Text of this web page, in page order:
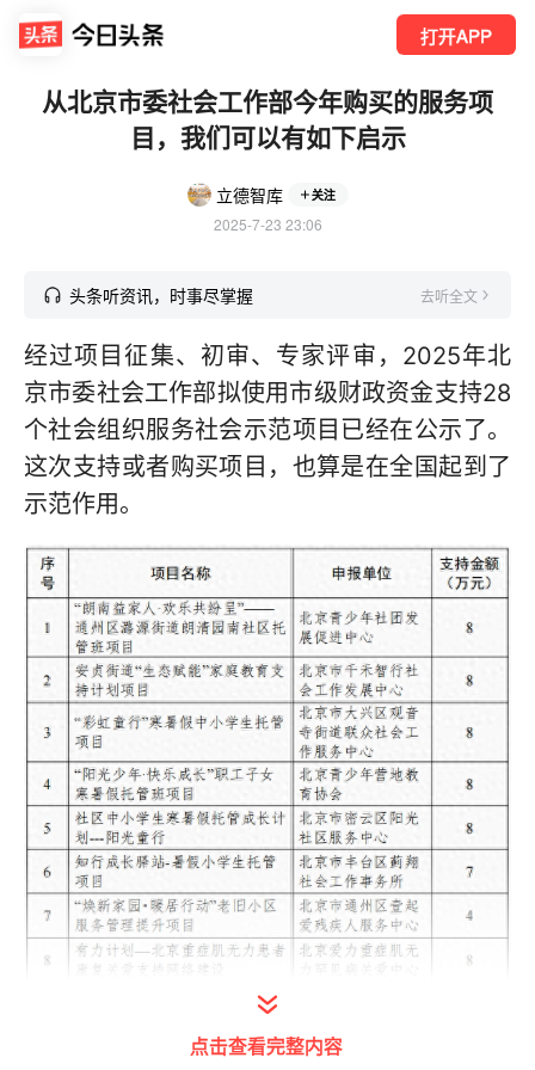
打开APP
从北京市委社会工作部今年购买的服务项
目，我们可以有如下启示
立德智库 关注
2025-7-23 23:06
头条听资讯，时事尽掌握 去听全文
经过项目征集、初审、专家评审，2025年北
京市委社会工作部拟使用市级财政资金支持28
个社会组织服务社会示范项目已经在公示了。
这次支持或者购买项目，也算是在全国起到了
示范作用。
点击查看完整内容